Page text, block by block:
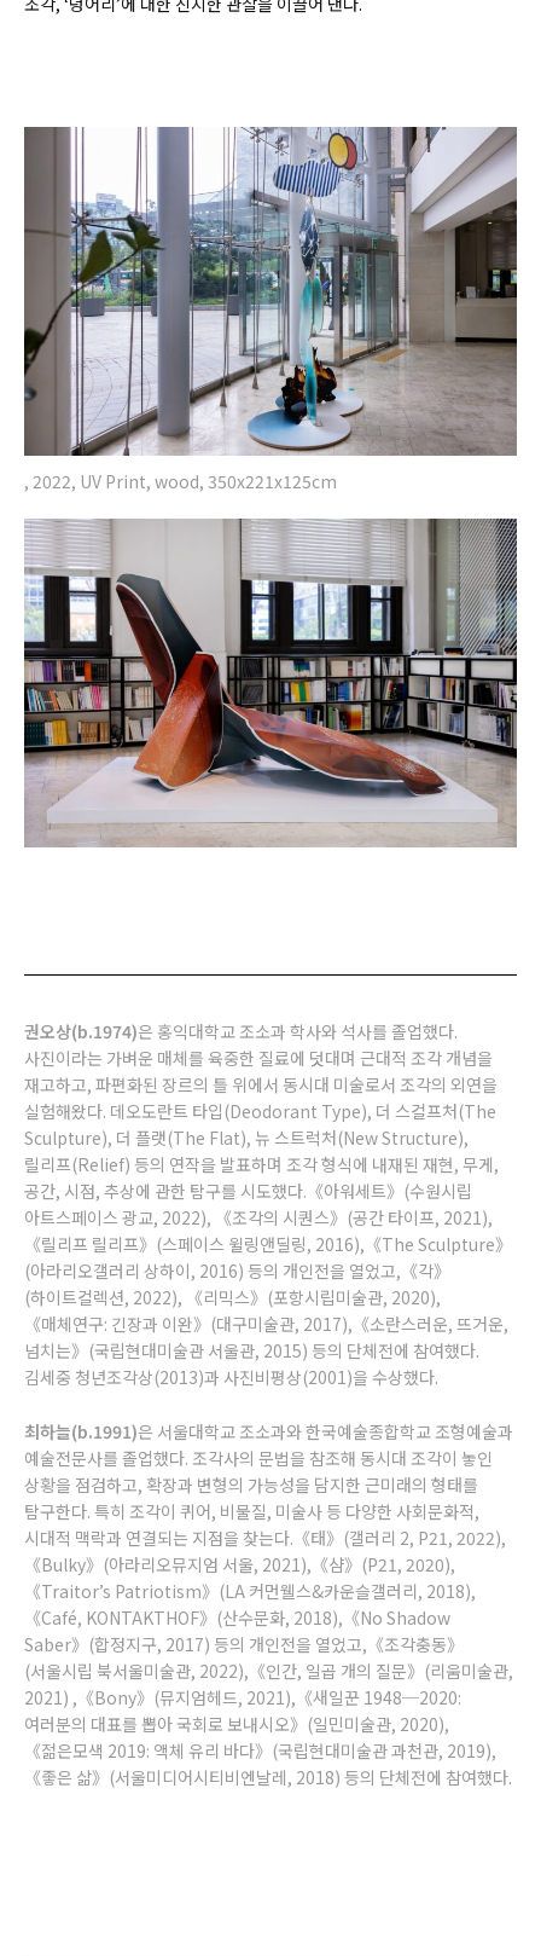
, 2022, UV Print, wood, 350x221x125cm
권오상(b.1974)은 홍익대학교 조소과 학사와 석사를 졸업했다.
사진이라는 가벼운 매체를 육중한 질료에 덧대며 근대적 조각 개념을
재고하고, 파편화된 장르의 틀 위에서 동시대 미술로서 조각의 외연을
실험해왔다. 데오도란트 타입(Deodorant Type), 더 스컬프처(The
Sculpture), 더 플랫(The Flat), 뉴 스트럭처(New Structure),
릴리프(Relief) 등의 연작을 발표하며 조각 형식에 내재된 재현, 무게,
공간, 시점, 추상에 관한 탐구를 시도했다.《아워세트》(수원시립
아트스페이스 광교, 2022), 《조각의 시퀀스》(공간 타이프, 2021),
《릴리프 릴리프》(스페이스 윌링앤딜링, 2016),《The Sculpture》
(아라리오갤러리 상하이, 2016) 등의 개인전을 열었고,《각》
(하이트컬렉션, 2022), 《리믹스》(포항시립미술관, 2020),
《매체연구: 긴장과 이완》(대구미술관, 2017),《소란스러운, 뜨거운,
넘치는》(국립현대미술관 서울관, 2015) 등의 단체전에 참여했다.
김세중 청년조각상(2013)과 사진비평상(2001)을 수상했다.
최하늘(b.1991)은 서울대학교 조소과와 한국예술종합학교 조형예술과
예술전문사를 졸업했다. 조각사의 문법을 참조해 동시대 조각이 놓인
상황을 점검하고, 확장과 변형의 가능성을 담지한 근미래의 형태를
탐구한다. 특히 조각이 퀴어, 비물질, 미술사 등 다양한 사회문화적,
시대적 맥락과 연결되는 지점을 찾는다.《태》(갤러리 2, P21, 2022),
《Bulky》(아라리오뮤지엄 서울, 2021),《샴》(P21, 2020),
《Traitor’s Patriotism》(LA 커먼웰스&카운슬갤러리, 2018),
《Café, KONTAKTHOF》(산수문화, 2018),《No Shadow
Saber》(합정지구, 2017) 등의 개인전을 열었고,《조각충동》
(서울시립 북서울미술관, 2022),《인간, 일곱 개의 질문》(리움미술관,
2021) ,《Bony》(뮤지엄헤드, 2021),《새일꾼 1948─2020:
여러분의 대표를 뽑아 국회로 보내시오》(일민미술관, 2020),
《젊은모색 2019: 액체 유리 바다》(국립현대미술관 과천관, 2019),
《좋은 삶》(서울미디어시티비엔날레, 2018) 등의 단체전에 참여했다.